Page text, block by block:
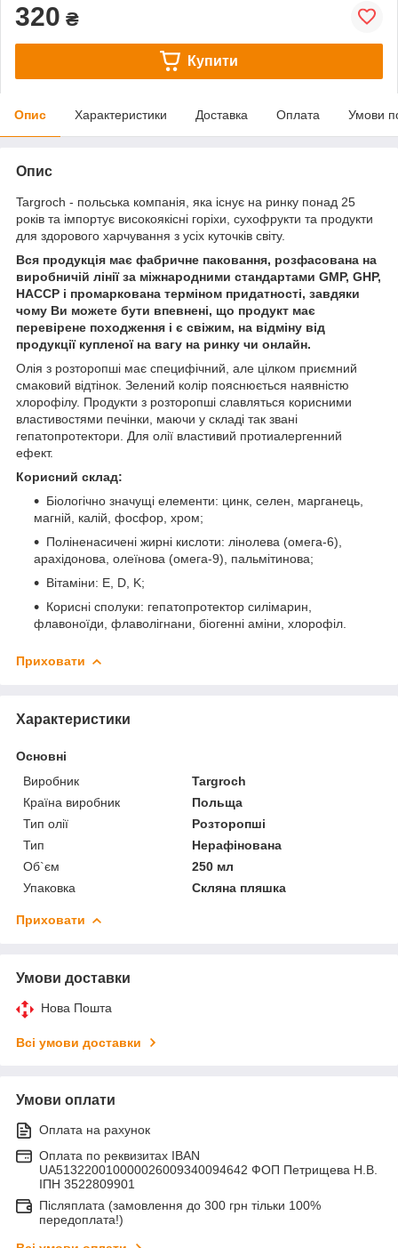
320 ₴
Купити
Опис Характеристики Доставка Оплата Умови
Опис
Targroch - польська компанія, яка існує на ринку понад 25
років та імпортує високоякісні горіхи, сухофрукти та продукти
для здорового харчування з усіх куточків світу.
Вся продукція має фабричне паковання, розфасована на
виробничій лінії за міжнародними стандартами GMP, GHP,
HACCP і промаркована терміном придатності, завдяки
чому Ви можете бути впевнені, що продукт має
перевірене походження і є свіжим, на відміну від
продукції купленої на вагу на ринку чи онлайн.
Олія з розторопші має специфічний, але цілком приємний
смаковий відтінок. Зелений колір пояснюється наявністю
хлорофілу. Продукти з розторопші славляться корисними
властивостями печінки, маючи у складі так звані
гепатопротектори. Для олії властивий протиалергенний
ефект.
Корисний склад:
Біологічно значущі елементи: цинк, селен, марганець,
магній, калій, фосфор, хром;
Поліненасичені жирні кислоти: лінолева (омега-6),
арахідонова, олеїнова (омега-9), пальмітинова;
Вітаміни: E, D, K;
Корисні сполуки: гепатопротектор силімарин,
флавоноїди, флаволігнани, біогенні аміни, хлорофіл.
Приховати
Характеристики
Основні
Виробник
Targroch
Країна виробник
Польща
Тип олії
Розторопші
Тип
Нерафінована
Об`єм
250 мл
Упаковка
Скляна пляшка
Приховати
Умови доставки
Нова Пошта
Всі умови доставки
Умови оплати
Оплата на рахунок
Оплата по реквизитах IBAN
UA513220010000026009340094642 ФОП Петрищева Н.В.
ІПН 3522809901
Післяплата (замовлення до 300 грн тільки 100%
передоплата!)